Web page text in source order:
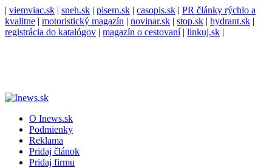
| viemviac.sk | sneh.sk | pisem.sk | casopis.sk | PR články rýchlo a
kvalitne | motoristický magazín | novinar.sk | stop.sk | hydrant.sk |
registrácia do katalógov | magazín o cestovaní| linkuj.sk |
O Inews.sk
Podmienky
Reklama
Pridaj článok
Pridaj firmu